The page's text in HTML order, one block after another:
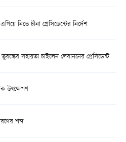
নিতে চীনা প্রেসিডেন্টের নির্দেশ
সহায়তা চাইলেন লেবাননের প্রেসিডেন্ট
উৎক্ষেপণ
শব্দ